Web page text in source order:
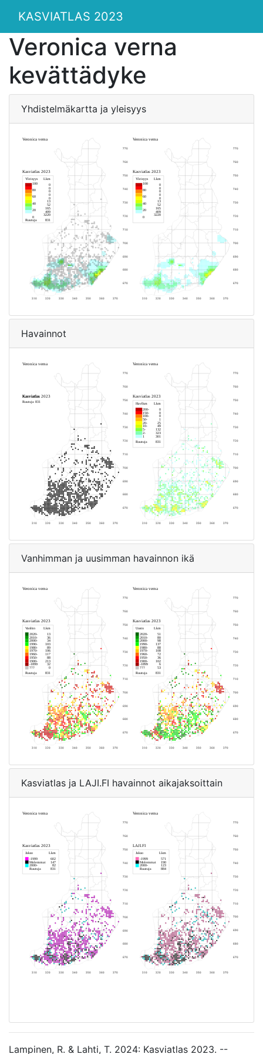
KASVIATLAS 2023
Veronica verna
kevättädyke
Yhdistelmäkartta ja yleisyys
Havainnot
Vanhimman ja uusimman havainnon ikä
Kasviatlas ja LAJI.FI havainnot aikajaksoittain
Lampinen, R. & Lahti, T. 2024: Kasviatlas 2023. --